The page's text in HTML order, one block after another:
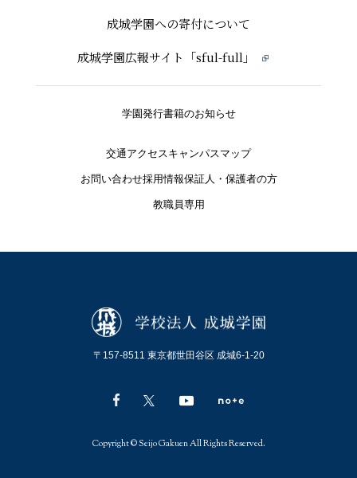
成城学園への寄付について
成城学園広報サイト「sful-full」
学園発行書籍のお知らせ
交通アクセス キャンパスマップ
お問い合わせ採用情報保証人・保護者の方
教職員専用
〒157-8511 東京都世田谷区 成城6-1-20
Copyright © Seijo Gakuen All Rights Reserved.